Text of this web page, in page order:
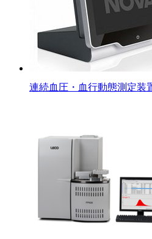
連続血圧・血行動態測定装